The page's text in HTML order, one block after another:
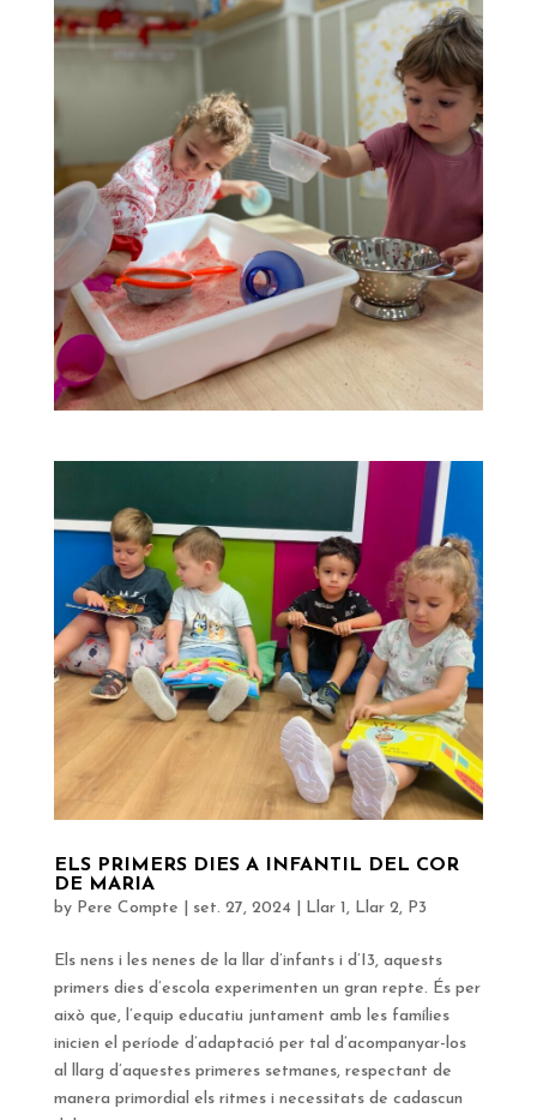
ELS PRIMERS DIES A INFANTIL DEL COR
DE MARIA
by Pere Compte set. 27, 2024| Llar 1 , Llar 2, P3
Els nens i les nenes de la llar d’infants i d’I3, aquests
primers dies d’escola experimenten un gran repte. És per
això que, l’equip educatiu juntament amb les famílies
inicien el període d’adaptació per tal d’acompanyar-los
al llarg d’aquestes primeres setmanes, respectant de
manera primordial els ritmes i necessitats de cadascun